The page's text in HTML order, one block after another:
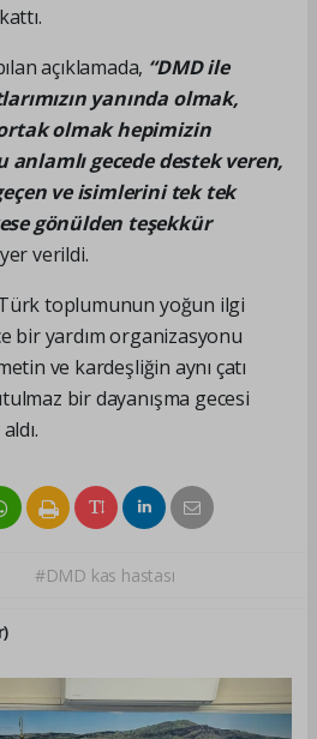
açıklamada, “DMD ile
yanında olmak,
olmak hepimizin
anlamlı gecede destek veren,
ve isimlerini tek tek
gönülden teşekkür
verildi.
Türk toplumunun yoğun ilgi
bir yardım organizasyonu
ve kardeşliğin aynı çatı
bir dayanışma gecesi
#DMD kas hastası